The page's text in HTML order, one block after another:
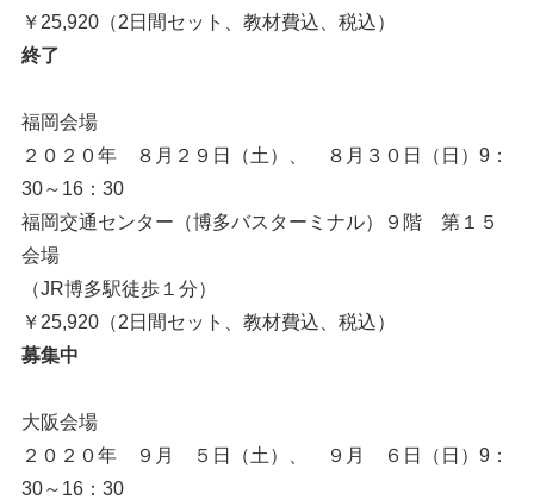
￥25,920（2日間セット、教材費込、税込）
終了
福岡会場
２０２０年 ８月２９日（土）、 ８月３０日（日）9：
30～16：30
福岡交通センター（博多バスターミナル）９階 第１５
会場
（JR博多駅徒歩１分）
￥25,920（2日間セット、教材費込、税込）
募集中
大阪会場
２０２０年 ９月 ５日（土）、 ９月 ６日（日）9：
30～16：30